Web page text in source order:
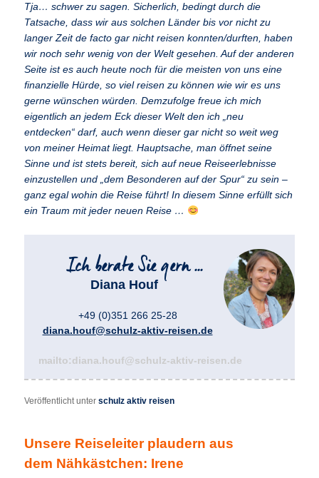
Tja… schwer zu sagen. Sicherlich, bedingt durch die
Tatsache, dass wir aus solchen Länder bis vor nicht zu
langer Zeit de facto gar nicht reisen konnten/durften, haben
wir noch sehr wenig von der Welt gesehen. Auf der anderen
Seite ist es auch heute noch für die meisten von uns eine
finanzielle Hürde, so viel reisen zu können wie wir es uns
gerne wünschen würden. Demzufolge freue ich mich
eigentlich an jedem Eck dieser Welt den ich „neu
entdecken“ darf, auch wenn dieser gar nicht so weit weg
von meiner Heimat liegt. Hauptsache, man öffnet seine
Sinne und ist stets bereit, sich auf neue Reiseerlebnisse
einzustellen und „dem Besonderen auf der Spur“ zu sein –
ganz egal wohin die Reise führt! In diesem Sinne erfüllt sich
ein Traum mit jeder neuen Reise …
Diana Houf
+49 (0)351 266 25-28
diana.houf@schulz-aktiv-reisen.de
mailto:diana.houf@schulz-aktiv-reisen.de
Veröffentlicht unter schulz aktiv reisen
Unsere Reiseleiter plaudern aus
dem Nähkästchen: Irene